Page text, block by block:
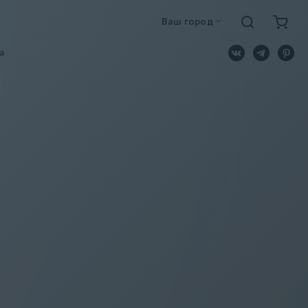
Ваш город